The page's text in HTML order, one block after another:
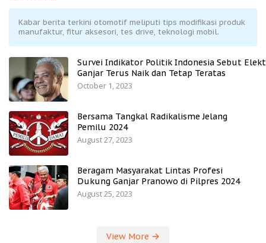
Kabar berita terkini otomotif meliputi tips modifikasi produk
manufaktur, fitur aksesori, tes drive, teknologi mobil.
Survei Indikator Politik Indonesia Sebut
Ganjar Terus Naik dan Tetap Teratas
October 1, 2023
Bersama Tangkal Radikalisme Jelang
Pemilu 2024
August 27, 2023
Beragam Masyarakat Lintas Profesi
Dukung Ganjar Pranowo di Pilpres 2024
August 25, 2023
View More